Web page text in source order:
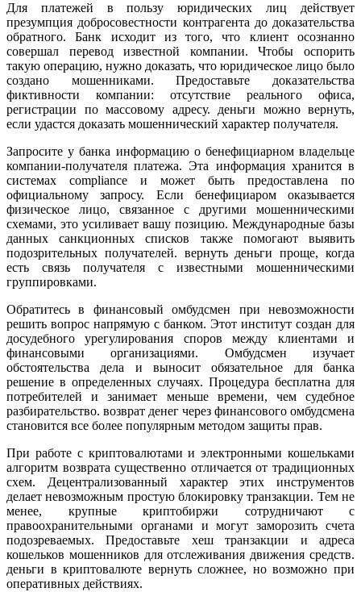
Для платежей в пользу юридических лиц действует
презумпция добросовестности контрагента до доказательства
обратного. Банк исходит из того, что клиент осознанно
совершал перевод известной компании. Чтобы оспорить
такую операцию, нужно доказать, что юридическое лицо было
создано мошенниками. Предоставьте доказательства
фиктивности компании: отсутствие реального офиса,
регистрации по массовому адресу. деньги можно вернуть,
если удастся доказать мошеннический характер получателя.
Запросите у банка информацию о бенефициарном владельце
компании-получателя платежа. Эта информация хранится в
системах compliance и может быть предоставлена по
официальному запросу. Если бенефициаром оказывается
физическое лицо, связанное с другими мошенническими
схемами, это усиливает вашу позицию. Международные базы
данных санкционных списков также помогают выявить
подозрительных получателей. вернуть деньги проще, когда
есть связь получателя с известными мошенническими
группировками.
Обратитесь в финансовый омбудсмен при невозможности
решить вопрос напрямую с банком. Этот институт создан для
досудебного урегулирования споров между клиентами и
финансовыми организациями. Омбудсмен изучает
обстоятельства дела и выносит обязательное для банка
решение в определенных случаях. Процедура бесплатна для
потребителей и занимает меньше времени, чем судебное
разбирательство. возврат денег через финансового омбудсмена
становится все более популярным методом защиты прав.
При работе с криптовалютами и электронными кошельками
алгоритм возврата существенно отличается от традиционных
схем. Децентрализованный характер этих инструментов
делает невозможным простую блокировку транзакции. Тем не
менее, крупные криптобиржи сотрудничают с
правоохранительными органами и могут заморозить счета
подозреваемых. Предоставьте хеш транзакции и адреса
кошельков мошенников для отслеживания движения средств.
деньги в криптовалюте вернуть сложнее, но возможно при
оперативных действиях.